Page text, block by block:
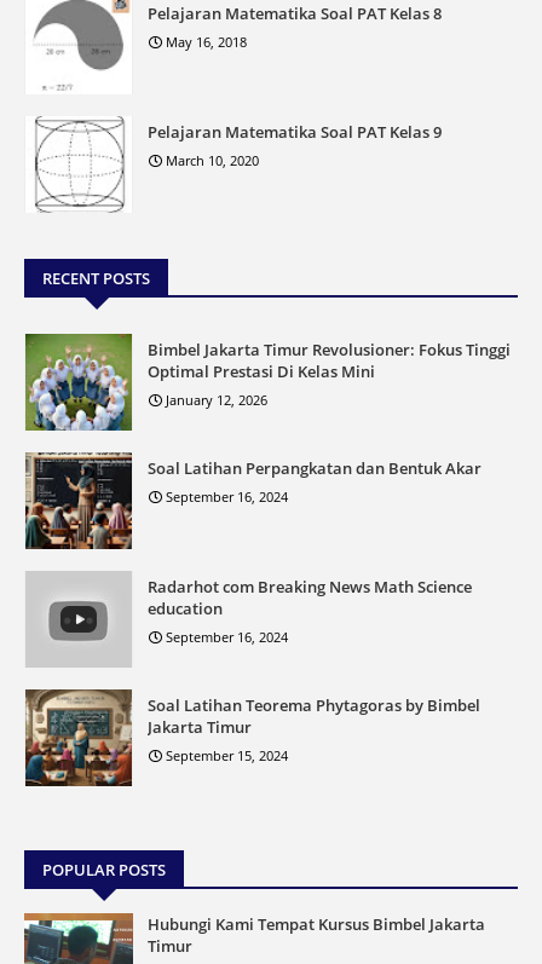
Pelajaran Matematika Soal PAT Kelas 8
May 16, 2018
Pelajaran Matematika Soal PAT Kelas 9
March 10, 2020
RECENT POSTS
Bimbel Jakarta Timur Revolusioner: Fokus Tinggi
Optimal Prestasi Di Kelas Mini
January 12, 2026
Soal Latihan Perpangkatan dan Bentuk Akar
September 16, 2024
Radarhot com Breaking News Math Science
education
September 16, 2024
Soal Latihan Teorema Phytagoras by Bimbel
Jakarta Timur
September 15, 2024
POPULAR POSTS
Hubungi Kami Tempat Kursus Bimbel Jakarta
Timur